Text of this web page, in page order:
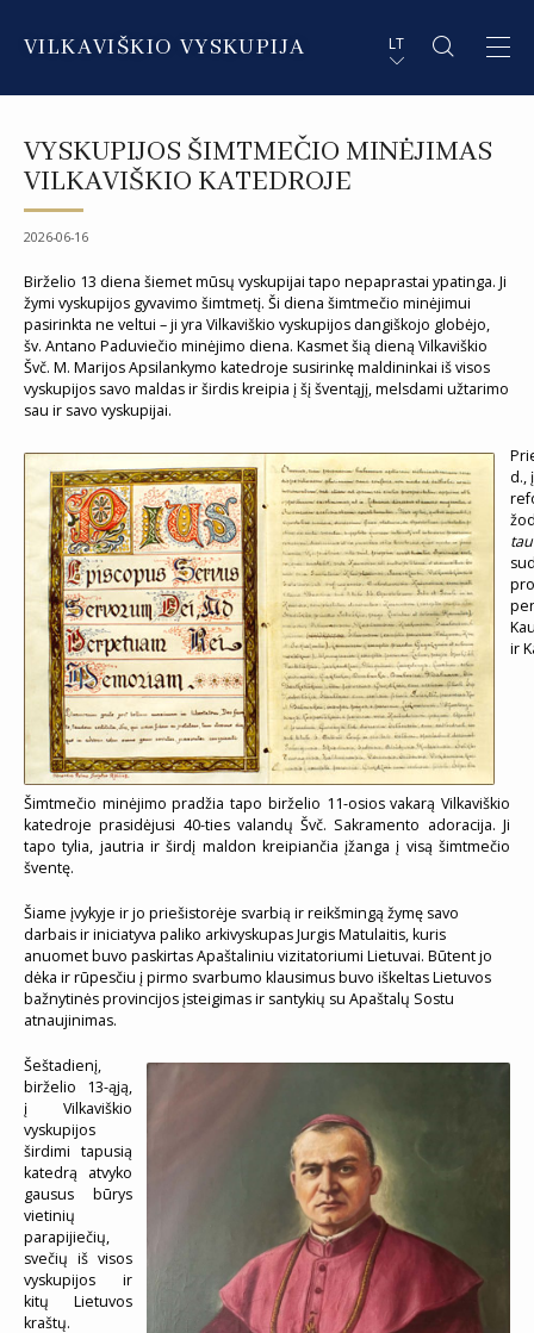
VILKAVIŠKIO VYSKUPIJA LT
DVASININKAI
DEKANATAI IR PARAPIJOS
PAŠVĘSTAS GYVENIMAS
EN SUMMARY
IT SOMMARIO
VYSKUPIJOS ŠIMTMEČIO MINĖJIMAS
VILKAVIŠKIO KATEDROJE
2026-06-16
Birželio 13 diena šiemet mūsų vyskupijai tapo nepaprastai ypatinga. Ji
žymi vyskupijos gyvavimo šimtmetį. Ši diena šimtmečio minėjimui
pasirinkta ne veltui – ji yra Vilkaviškio vyskupijos dangiškojo globėjo,
šv. Antano Paduviečio minėjimo diena. Kasmet šią dieną Vilkaviškio
Švč. M. Marijos Apsilankymo katedroje susirinkę maldininkai iš visos
vyskupijos savo maldas ir širdis kreipia į šį šventąjį, melsdami užtarimo
sau ir savo vyskupijai.
d.,
ir
Šimtmečio minėjimo pradžia tapo birželio 11-osios vakarą Vilkaviškio
katedroje prasidėjusi 40-ties valandų Švč. Sakramento adoracija. Ji
tapo tylia, jautria ir širdį maldon kreipiančia įžanga į visą šimtmečio
šventę.
Šiame įvykyje ir jo priešistorėje svarbią ir reikšmingą žymę savo
darbais ir iniciatyva paliko arkivyskupas Jurgis Matulaitis, kuris
anuomet buvo paskirtas Apaštaliniu vizitatoriumi Lietuvai. Būtent jo
dėka ir rūpesčiu į pirmo svarbumo klausimus buvo iškeltas Lietuvos
bažnytinės provincijos įsteigimas ir santykių su Apaštalų Sostu
atnaujinimas.
Šeštadienį,
birželio 13-ąją,
į Vilkaviškio
vyskupijos
širdimi tapusią
katedrą atvyko
gausus būrys
vietinių
parapijiečių,
svečių iš visos
vyskupijos ir
kitų Lietuvos
kraštų.